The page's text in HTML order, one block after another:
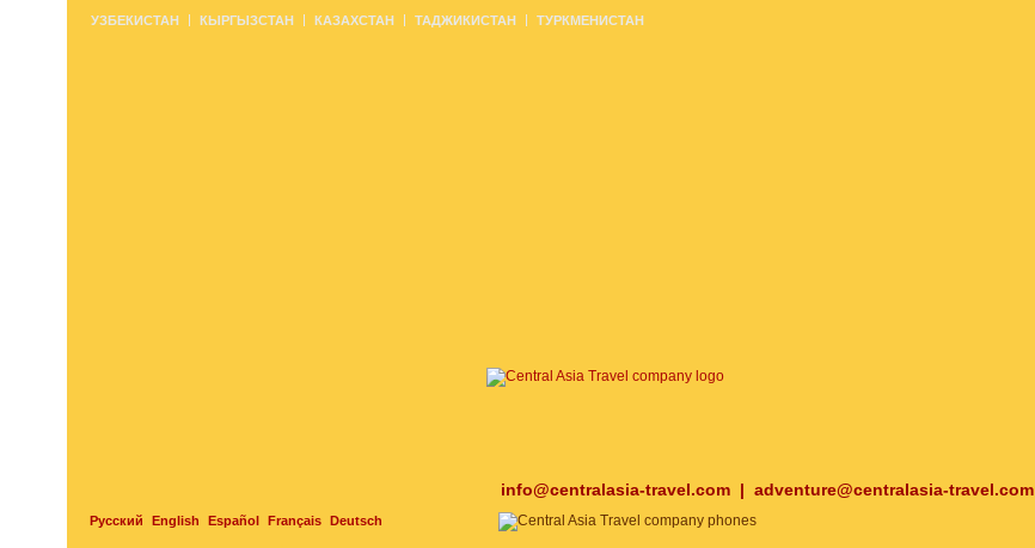
info@centralasia-travel.com | adventure@centralasia-travel.com
Русский English Español Français Deutsch
УЗБЕКИСТАН КЫРГЫЗСТАН КАЗАХСТАН ТАДЖИКИСТАН ТУРКМЕНИСТАН